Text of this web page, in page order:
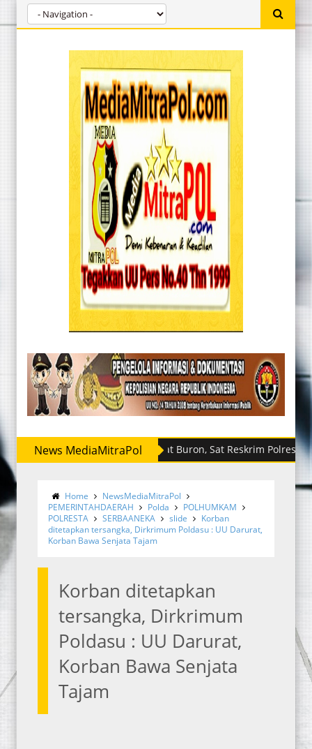
News MediaMitraPolSempat Buron, Sat Reskrim Polres Sergai
Home
NewsMediaMitraPol
PEMERINTAHDAERAH
Polda
POLHUMKAM
POLRESTA
SERBAANEKA slide
Korban
ditetapkan tersangka, Dirkrimum Poldasu : UU Darurat,
Korban Bawa Senjata Tajam
Korban ditetapkan
tersangka, Dirkrimum
Poldasu : UU Darurat,
Korban Bawa Senjata
Tajam